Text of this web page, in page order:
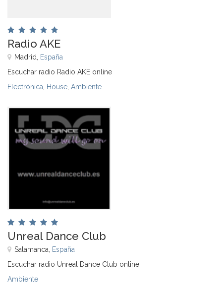
Radio AKE
Madrid, España
Escuchar radio Radio AKE online
Electrónica House Ambiente
Unreal Dance Club
Salamanca, España
Escuchar radio Unreal Dance Club online
Ambiente